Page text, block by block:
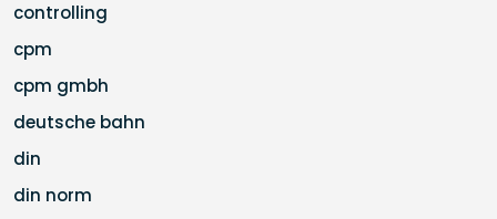
controlling
cpm
cpm gmbh
deutsche bahn
din
din norm